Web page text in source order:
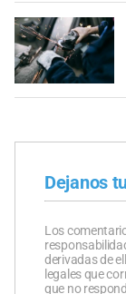
Dejanos
Los
derivadas de
legales que
que no